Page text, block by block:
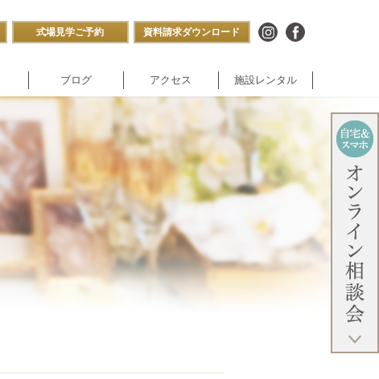
式場見学ご予約 資料請求ダウンロード
ブログ アクセス 施設レンタル